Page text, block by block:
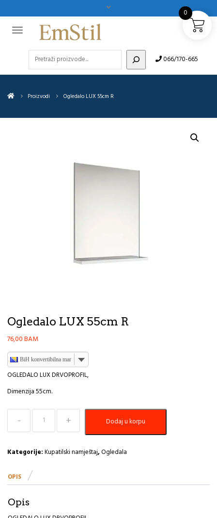
066/170-665
Proizvodi Ogledalo LUX 55cm R
Ogledalo LUX 55cm R
76,00BAM
BiH konvertibilna marka
OGLEDALO LUX DRVOPROFIL,
Dimenzija 55cm.
Ogledalo
55cm
količina
Dodaj u korpu
Kategorije:Kupatilski namještaj,Ogledala
OPIS
Opis
0